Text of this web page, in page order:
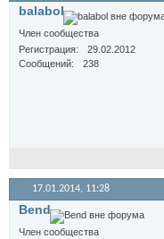
balabol
Член сообщества
Регистрация
29.02.2012
Сообщений
238
17.01.2014, 11:28
Bend
Член сообщества